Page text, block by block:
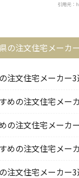
引用元
の注文住宅メーカー
注文住宅メーカー
めの注文住宅メー
の注文住宅メーカ
めの注文住宅メー
注文住宅メーカー